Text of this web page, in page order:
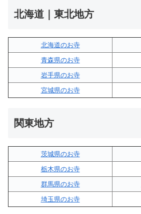
北海道｜東北地方
北海道のお寺
青森県のお寺
岩手県のお寺
宮城県のお寺
関東地方
茨城県のお寺
栃木県のお寺
群馬県のお寺
埼玉県のお寺